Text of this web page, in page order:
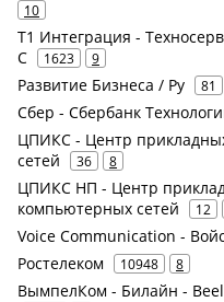
10
Т1 Интеграция -
С
1623 9
Развитие Бизнеса / Ру 81
Сбер - Сбербанк
ЦПИКС - Центр
сетей
36 8
ЦПИКС НП - Центр
компьютерных сетей
12
Voice Communication -
Ростелеком 10948 8
ВымпелКом - Билайн -